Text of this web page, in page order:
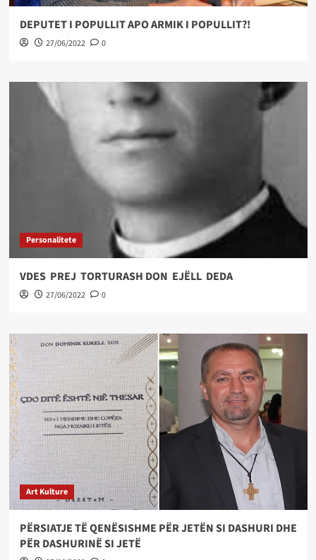
DEPUTET I POPULLIT APO ARMIK I POPULLIT?!
27/06/2022 0
Personalitete
VDES PREJ TORTURASH DON EJËLL DEDA
27/06/2022 0
Art Kulture
PËRSIATJE TË QENËSISHME PËR JETËN SI DASHURI DHE
PËR DASHURINË SI JETË